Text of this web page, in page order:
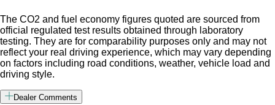
The CO2 and fuel economy figures quoted are sourced from
official regulated test results obtained through laboratory
testing. They are for comparability purposes only and may not
reflect your real driving experience, which may vary depending
on factors including road conditions, weather, vehicle load and
driving style.
Dealer Comments